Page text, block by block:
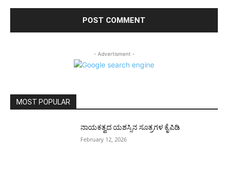
- Advertisment -
MOST POPULAR
ನಾಯಕತ್ವದ ಯಶಸ್ಸಿನ ಸೂತ್ರಗಳ ಕೈಪಿಡಿ
February 12, 2026